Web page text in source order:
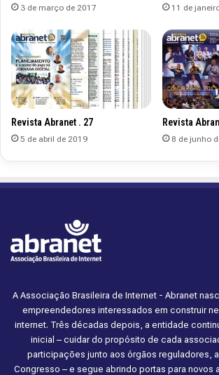
3 de março de 2017 11 de
Revista Abranet . 27
5 de abril de 2019
Revista
8 de junho
A Associação Brasileira de Internet - Abranet
empreendedores interessados em construir
internet. Três décadas depois, a entidade
inicial – cuidar do propósito de cada
participações junto aos órgãos reguladores,
Congresso – e segue abrindo portas para novos